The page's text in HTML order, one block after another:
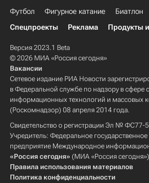
Футбол Фигурное катание Биатлон
Спецпроекты
Реклама Продукты
Версия 2023.1 Beta
© 2026 МИА «Россия сегодня»
Вакансии
Сетевое издание РИА Новости
в Федеральной службе по надзору в сфере
информационных технологий и массовых
(Роскомнадзор) 08 апреля 2014 года.
Свидетельство о регистрации Эл № ФС77-
Учредитель: Федеральное государственное
предприятие Международное
«Россия сегодня» (МИА «Россия
Правила использования материалов
Политика конфиденциальности